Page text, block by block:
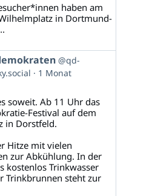
haben am
in Dortmund-
@qd-
1 Monat
soweit. Ab 11 Uhr das
Festival auf dem
in Dorstfeld.
Hitze mit vielen
zur Abkühlung. In der
kostenlos Trinkwasser
Trinkbrunnen steht zur